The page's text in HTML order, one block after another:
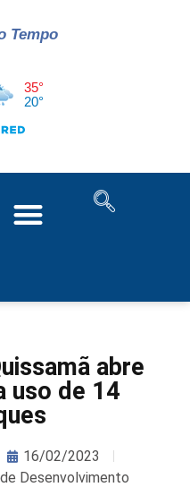
Tempo
abre
uso de 14
16/02/2023
Desenvolvimento